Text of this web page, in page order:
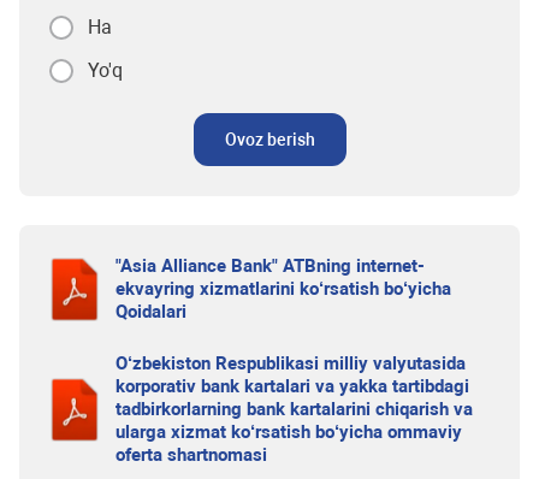
Ha
Yo'q
Ovoz berish
"Asia Alliance Bank" ATBning internet-
ekvayring xizmatlarini ko‘rsatish bo‘yicha
Qoidalari
O‘zbekiston Respublikasi milliy valyutasida
korporativ bank kartalari va yakka tartibdagi
tadbirkorlarning bank kartalarini chiqarish va
ularga xizmat ko‘rsatish bo‘yicha ommaviy
oferta shartnomasi